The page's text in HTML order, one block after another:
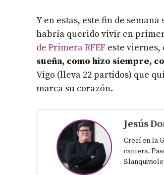
Y en estas, este fin de
habría querido vivir en
de Primera RFEF este viernes,
sueña, como hizo siempre,
Vigo (lleva 22 partidos) que
marca su corazón.
Jesús
Crecí en la
cantera.